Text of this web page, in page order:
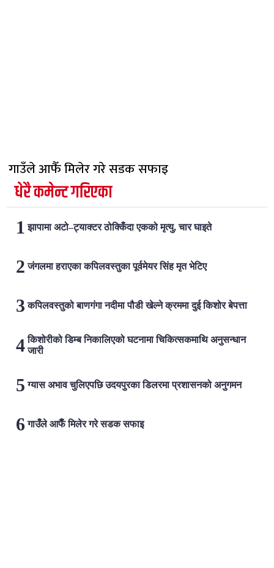
गाउँले आफैँ मिलेर गरे सडक सफाइ
धेरै कमेन्ट गरिएका
झापामा अटो–ट्याक्टर ठोक्किँदा एकको मृत्यु, चार घाइते
जंगलमा हराएका कपिलवस्तुका पूर्वमेयर सिंह मृत भेटिए
कपिलवस्तुको बाणगंगा नदीमा पौडी खेल्ने क्रममा दुई किशोर बेपत्ता
किशोरीको डिम्ब निकालिएको घटनामा चिकित्सकमाथि अनुसन्धान
जारी
ग्यास अभाव चुलिएपछि उदयपुरका डिलरमा प्रशासनको अनुगमन
गाउँले आफैँ मिलेर गरे सडक सफाइ